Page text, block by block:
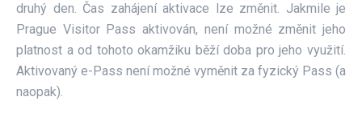
druhý den. Čas zahájení aktivace lze změnit. Jakmile je
Prague Visitor Pass aktivován, není možné změnit jeho
platnost a od tohoto okamžiku běží doba pro jeho využití.
Aktivovaný e-Pass není možné vyměnit za fyzický Pass (a
naopak).